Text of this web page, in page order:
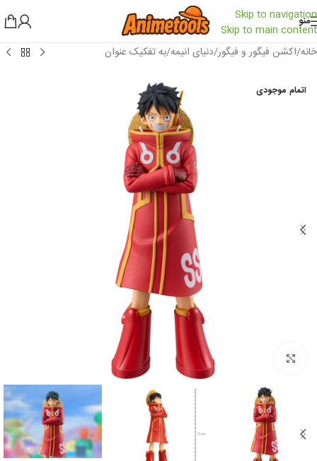
Skip to navigation
Skip to main content
منو
خانه/اکشن فیگور و فیگور/دنیای انیمه/به تفکیک عنوان
اتمام موجودی